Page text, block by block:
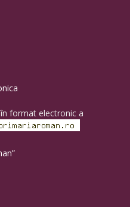
format electronic a